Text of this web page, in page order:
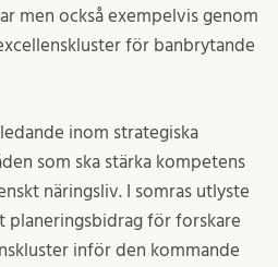
men också exempelvis genom
för banbrytande
inom strategiska
som ska stärka kompetens
näringsliv. I somras utlyste
planeringsbidrag för forskare
inför den kommande